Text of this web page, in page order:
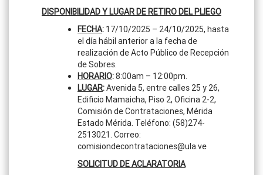
DISPONIBILIDAD Y LUGAR DE RETIRO DEL PLIEGO
FECHA: 17/10/2025 – 24/10/2025, hasta
el día hábil anterior a la fecha de
realización de Acto Público de Recepción
de Sobres.
HORARIO:8:00am – 12:00pm.
LUGAR:Avenida 5, entre calles 25 y 26,
Edificio Mamaicha, Piso 2, Oficina 2-2,
Comisión de Contrataciones, Mérida
Estado Mérida. Teléfono: (58)274-
2513021. Correo:
comisiondecontrataciones@ula.ve
SOLICITUD DE ACLARATORIA